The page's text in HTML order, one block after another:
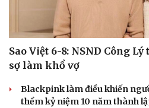
Sao Việt 6-8: NSND Công
sợ làm khổ vợ
Blackpink làm điều khiến
thềm kỷ niệm 10 năm thành